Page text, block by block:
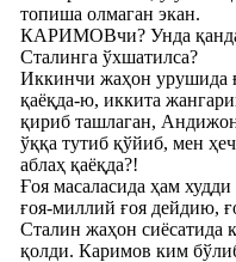
топиша олмаган экан.
КАРИМОВчи? Унда
Сталинга ўхшатилса?
Иккинчи жаҳон урушида
қаёқда-ю, иккита
қириб ташлаган,
ўққа тутиб қўйиб, мен
аблаҳ қаёқда?!
Ғоя масаласида ҳам
ғоя-миллий ғоя дейдию,
Сталин жаҳон сиёсатида
қолди. Каримов ким